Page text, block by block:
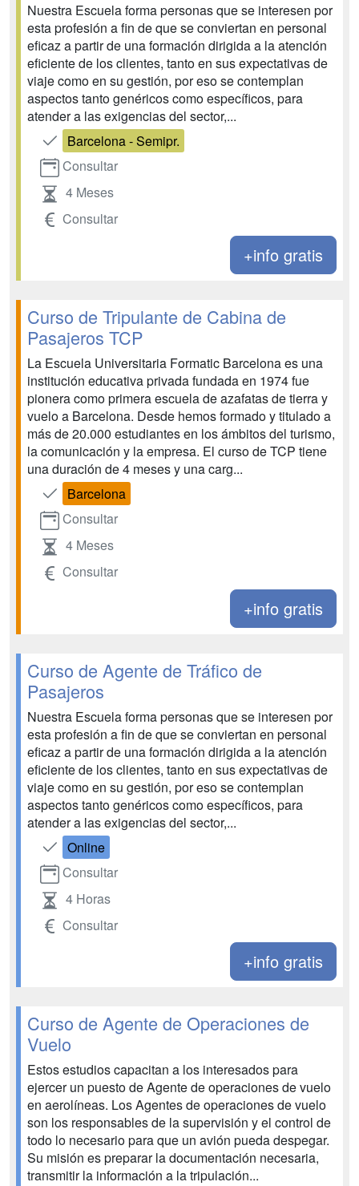
Nuestra Escuela forma personas que se interesen por
esta profesión a fin de que se conviertan en personal
eficaz a partir de una formación dirigida a la atención
eficiente de los clientes, tanto en sus expectativas de
viaje como en su gestión, por eso se contemplan
aspectos tanto genéricos como específicos, para
atender a las exigencias del sector,...
Barcelona - Semipr.
Consultar
4 Meses
Consultar
+info gratis
Curso de Tripulante de Cabina de
Pasajeros TCP
La Escuela Universitaria Formatic Barcelona es una
institución educativa privada fundada en 1974 fue
pionera como primera escuela de azafatas de tierra y
vuelo a Barcelona. Desde hemos formado y titulado a
más de 20.000 estudiantes en los ámbitos del turismo,
la comunicación y la empresa. El curso de TCP tiene
una duración de 4 meses y una carg...
Barcelona
Consultar
4 Meses
Consultar
+info gratis
Curso de Agente de Tráfico de
Pasajeros
Nuestra Escuela forma personas que se interesen por
esta profesión a fin de que se conviertan en personal
eficaz a partir de una formación dirigida a la atención
eficiente de los clientes, tanto en sus expectativas de
viaje como en su gestión, por eso se contemplan
aspectos tanto genéricos como específicos, para
atender a las exigencias del sector,...
Online
Consultar
4 Horas
Consultar
+info gratis
Curso de Agente de Operaciones de
Vuelo
Estos estudios capacitan a los interesados para
ejercer un puesto de Agente de operaciones de vuelo
en aerolíneas. Los Agentes de operaciones de vuelo
son los responsables de la supervisión y el control de
todo lo necesario para que un avión pueda despegar.
Su misión es preparar la documentación necesaria,
transmitir la información a la tripulación...